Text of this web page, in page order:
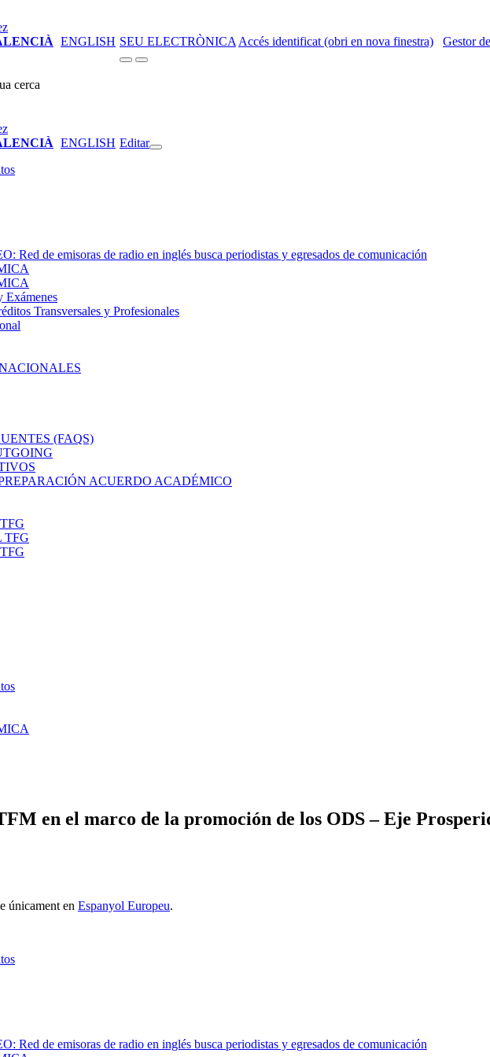
ENGLISH SEU ELECTRÒNICA Accés identificat (obri en nova finestra) Gestor
cerca
ENGLISH Editar
Red de emisoras de radio en inglés busca periodistas y egresados de comunicación
Exámenes
Transversales y Profesionales
(FAQS)
ACUERDO ACADÉMICO
TFG
en el marco de la promoción de los ODS – Eje
únicament en Espanyol Europeu.
Red de emisoras de radio en inglés busca periodistas y egresados de comunicación